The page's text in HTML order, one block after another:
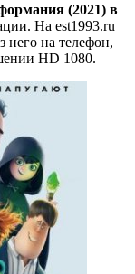
(2021) в
На est1993.ru
него на телефон,
HD 1080.